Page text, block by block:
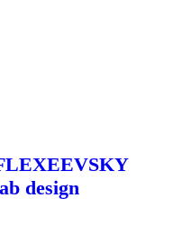
design